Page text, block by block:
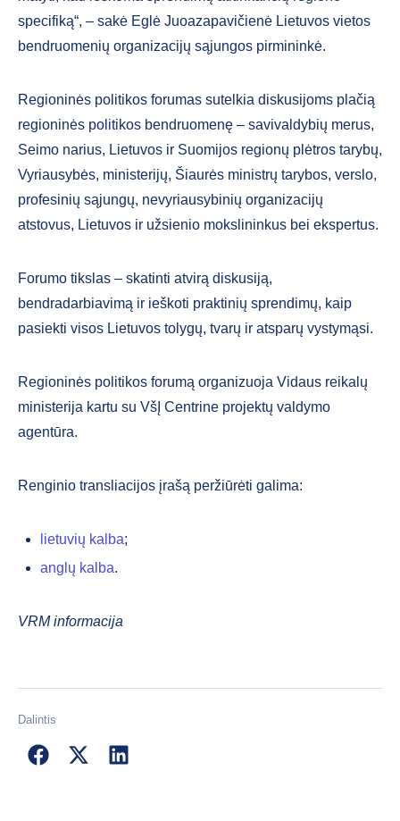
specifiką“, – sakė Eglė Juoazapavičienė Lietuvos vietos
bendruomenių organizacijų sąjungos pirmininkė.
Regioninės politikos forumas sutelkia diskusijoms plačią
regioninės politikos bendruomenę – savivaldybių merus,
Seimo narius, Lietuvos ir Suomijos regionų plėtros tarybų,
Vyriausybės, ministerijų, Šiaurės ministrų tarybos, verslo,
profesinių sąjungų, nevyriausybinių organizacijų
atstovus, Lietuvos ir užsienio mokslininkus bei ekspertus.
Forumo tikslas – skatinti atvirą diskusiją,
bendradarbiavimą ir ieškoti praktinių sprendimų, kaip
pasiekti visos Lietuvos tolygų, tvarų ir atsparų vystymąsi.
Regioninės politikos forumą organizuoja Vidaus reikalų
ministerija kartu su VšĮ Centrine projektų valdymo
agentūra.
Renginio transliacijos įrašą peržiūrėti galima:
lietuvių kalba;
anglų kalba.
VRM informacija
Dalintis